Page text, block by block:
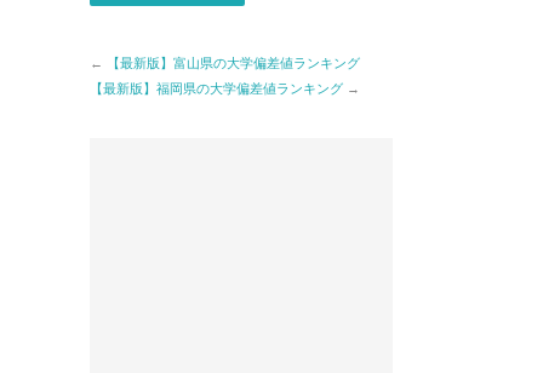
←
【最新版】富山県の大学偏差値ランキング
【最新版】福岡県の大学偏差値ランキング →